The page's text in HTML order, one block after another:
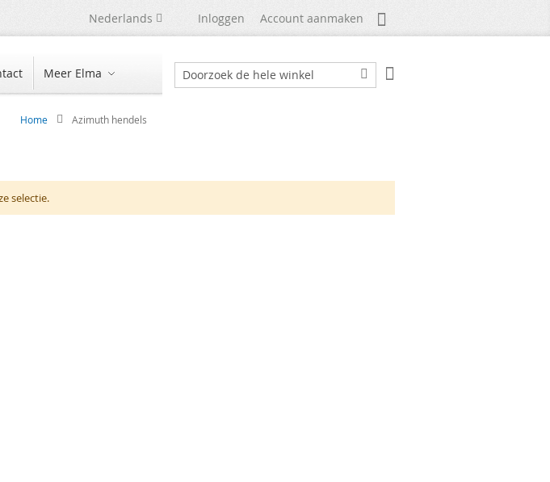
Taal
Nederlands Inloggen Account aanmaken Mijn Account
Meer Elma
Zoek
Zoek
Winkelwagen
Home Azimuth hendels
selectie.